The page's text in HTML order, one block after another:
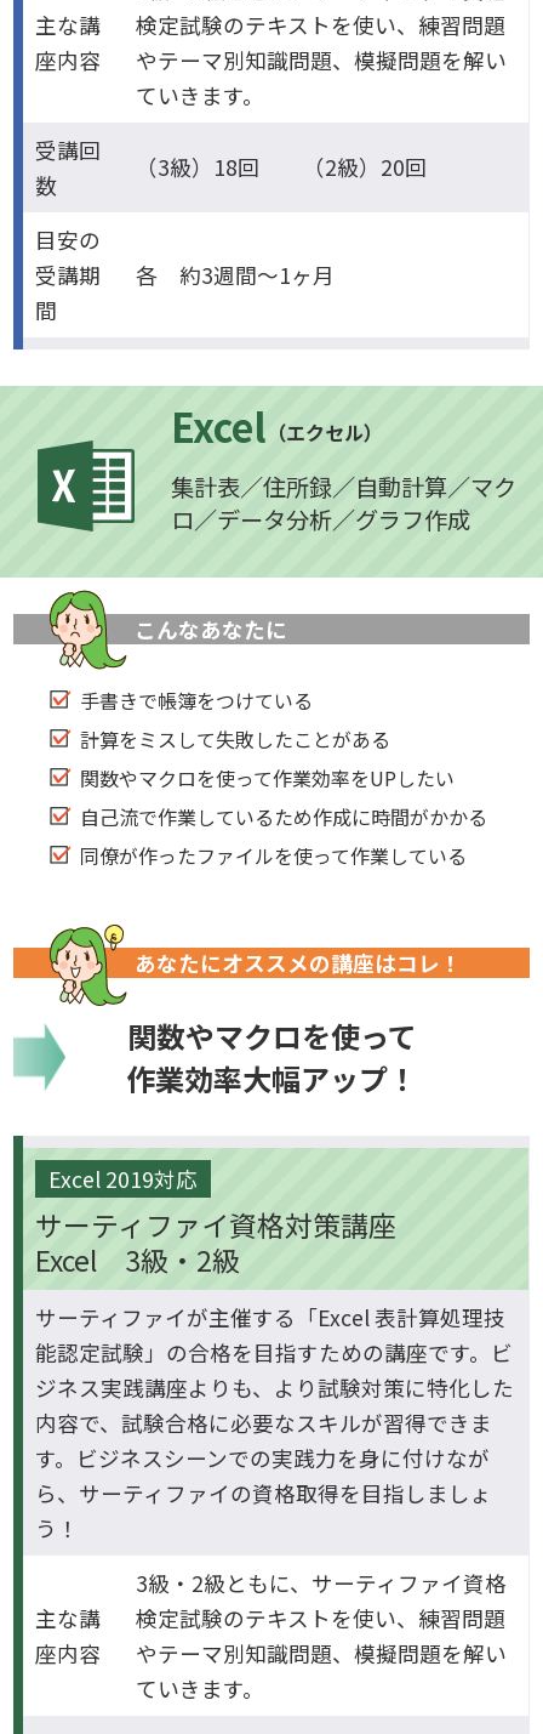
主な講
座内容
検定試験のテキストを使い、練習問題
やテーマ別知識問題、模擬問題を解い
ていきます。
受講回
数
（3級）18回 （2級）20回
目安の
受講期
間
各 約3週間～1ヶ月
Excel （エクセル）
集計表／住所録／自動計算／マク
ロ／データ分析／グラフ作成
こんなあなたに
手書きで帳簿をつけている
計算をミスして失敗したことがある
関数やマクロを使って作業効率をUPしたい
自己流で作業しているため作成に時間がかかる
同僚が作ったファイルを使って作業している
あなたにオススメの講座はコレ！
関数やマクロを使って
作業効率大幅アップ！
Excel 2019対応
サーティファイ資格対策講座
Excel 3級・2級
サーティファイが主催する「Excel 表計算処理技
能認定試験」の合格を目指すための講座です。ビ
ジネス実践講座よりも、より試験対策に特化した
内容で、試験合格に必要なスキルが習得できま
す。ビジネスシーンでの実践力を身に付けなが
ら、サーティファイの資格取得を目指しましょ
う！
主な講
座内容
3級・2級ともに、サーティファイ資格
検定試験のテキストを使い、練習問題
やテーマ別知識問題、模擬問題を解い
ていきます。